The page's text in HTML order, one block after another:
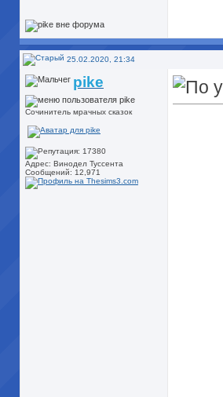
25.02.2020, 21:34
pike
Сочинитель мрачных сказок
Адрес: Винодел Туссента
Сообщений: 12,971